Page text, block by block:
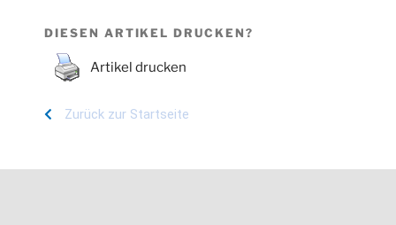
DIESEN ARTIKEL DRUCKEN?
Artikel drucken
Zurück zur Startseite